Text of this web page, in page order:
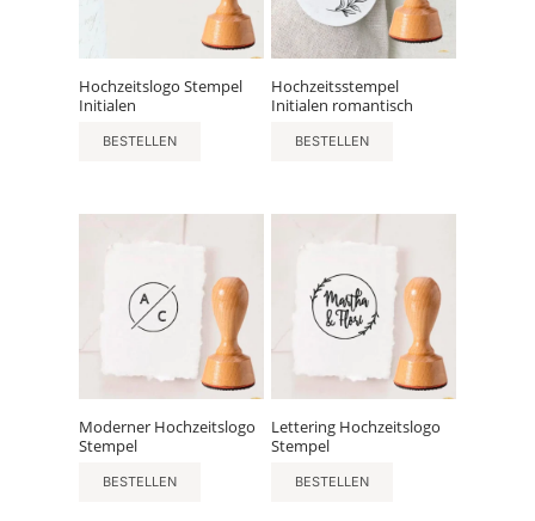
Hochzeitslogo Stempel
Initialen
BESTELLEN
Hochzeitsstempel
Initialen romantisch
BESTELLEN
Moderner Hochzeitslogo
Stempel
BESTELLEN
Lettering Hochzeitslogo
Stempel
BESTELLEN